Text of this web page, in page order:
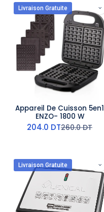
Livraison Gratuite
Appareil De Cuisson 5en1
ENZO- 1800 W
204.0 DT260.0DT
Livraison Gratuite